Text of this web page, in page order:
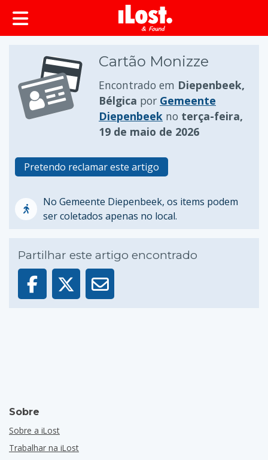
conteúdo principal
Cartão Monizze
Encontrado em Diepenbeek,
Bélgica por Gemeente
Diepenbeek no terça-feira,
19 de maio de 2026
Pretendo reclamar este artigo
No Gemeente Diepenbeek, os items podem
ser coletados apenas no local.
Partilhar este artigo encontrado
Sobre
Sobre a iLost
Trabalhar na iLost